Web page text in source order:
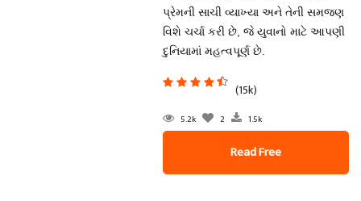
પ્રેમની સાચી વ્યાખ્યા અને તેની સમજણ
વિશે ચર્ચા કરી છે, જે યુવાનો માટે આપણી
દુનિયામાં મહત્વપૂર્ણ છે.
(15k)
5.2k 2 1.5k
Read Free